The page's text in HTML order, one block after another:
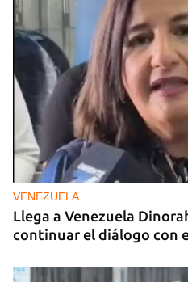
VENEZUELA
Llega a Venezuela
continuar el diálogo con